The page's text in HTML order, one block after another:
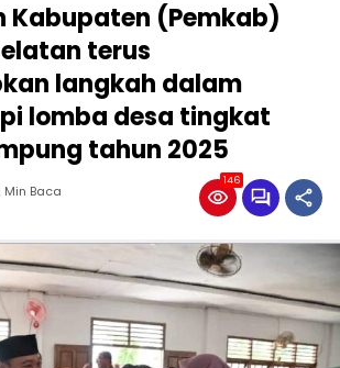
Kabupaten (Pemkab)
terus
langkah dalam
lomba desa tingkat
tahun 2025
Min Baca
146